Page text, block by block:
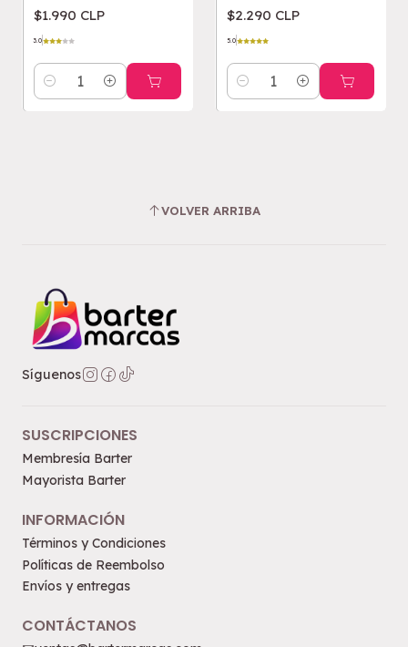
$1.990 CLP
3.0
Cantidad
$2.290 CLP
5.0
Cantidad
VOLVER ARRIBA
Síguenos
SUSCRIPCIONES
Membresía Barter
Mayorista Barter
INFORMACIÓN
Términos y Condiciones
Políticas de Reembolso
Envíos y entregas
CONTÁCTANOS